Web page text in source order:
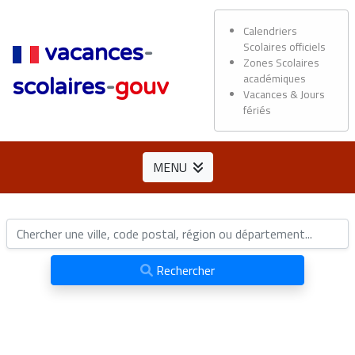
vacances-
scolaires-gouv
Calendriers
Scolaires officiels
Zones Scolaires
académiques
Vacances & Jours
fériés
MENU
Rechercher